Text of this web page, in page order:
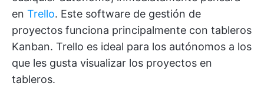
en Trello. Este software de gestión de
proyectos funciona principalmente con tableros
Kanban. Trello es ideal para los autónomos a los
que les gusta visualizar los proyectos en
tableros.